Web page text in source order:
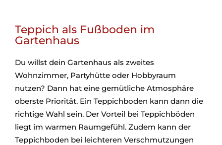
Teppich als Fußboden im
Gartenhaus
Du willst dein Gartenhaus als zweites
Wohnzimmer, Partyhütte oder Hobbyraum
nutzen? Dann hat eine gemütliche Atmosphäre
oberste Priorität. Ein Teppichboden kann dann die
richtige Wahl sein. Der Vorteil bei Teppichböden
liegt im warmen Raumgefühl. Zudem kann der
Teppichboden bei leichteren Verschmutzungen